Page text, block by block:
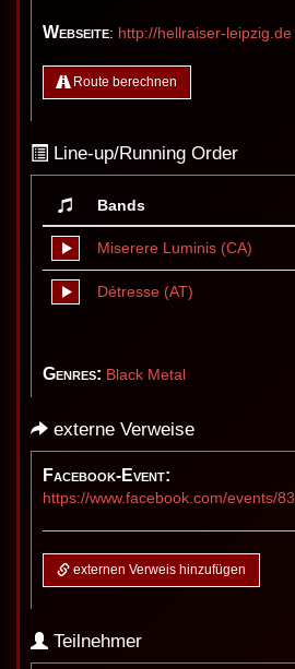
Webseite: http://hellraiser-leipzig.de
Route berechnen
Line-up/Running Order
Bands
Miserere Luminis (CA)
Détresse (AT)
Genres: Black Metal
externe Verweise
Facebook-Event:
https://www.facebook.com/events/830788853105210
externen Verweis hinzufügen
Teilnehmer